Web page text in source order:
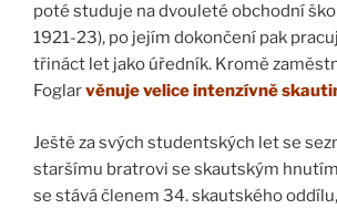
poté studuje na dvouleté obchodní
1921-23), po jejím dokončení pak
třináct let jako úředník. Kromě
Foglarvěnuje velice intenzívně
Ještě za svých studentských let se
staršímu bratrovi se skautským
se stává členem 34. skautského